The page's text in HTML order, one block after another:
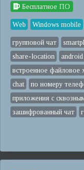
Бесплатное ПО
Web Windows mobile
групповой чат
share-location
встроенное файловое
chat
по номеру
приложения с
зашифрованный чат